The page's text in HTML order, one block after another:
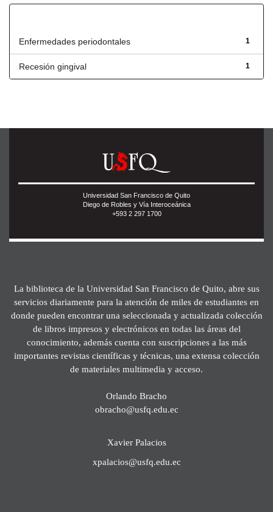
1
Enfermedades periodontales
1
Recesión gingival
Universidad San Francisco de Quito
Diego de Robles y Vía Interoceánica
+593 2 297 1700
La biblioteca de la Universidad San Francisco de Quito, abre sus
servicios diariamente para la atención de miles de estudiantes en
donde pueden encontrar una seleccionada y actualizada colección
de libros impresos y electrónicos en todas las áreas del
conocimiento, además cuenta con suscripciones a las más
importantes revistas científicas y técnicas, una extensa colección
de materiales multimedia y acceso.
Orlando Bracho
obracho@usfq.edu.ec
Xavier Palacios
xpalacios@usfq.edu.ec